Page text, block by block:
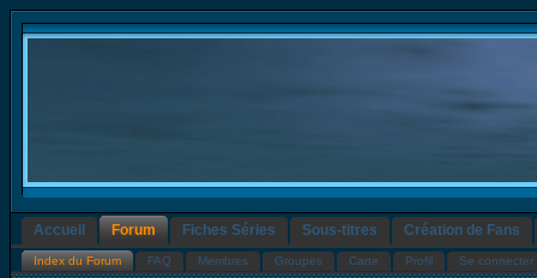
Accueil Forum Fiches Séries Sous-titres Création de Fans
Index du Forum FAQ Membres Groupes Carte Profil Se connecter